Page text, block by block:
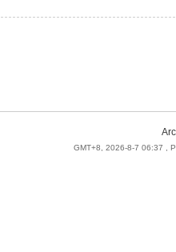
GMT+8, 2026-8-7 06:37 ,